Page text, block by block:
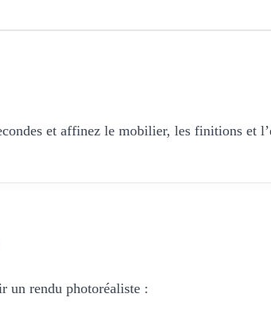
et affinez le mobilier, les finitions et
un rendu photoréaliste :